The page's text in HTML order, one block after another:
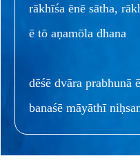
rākhīśa ēnē sātha,
ē tō aṇamōla dhana
dēśē dvāra prabhunā
banaśē māyāthī